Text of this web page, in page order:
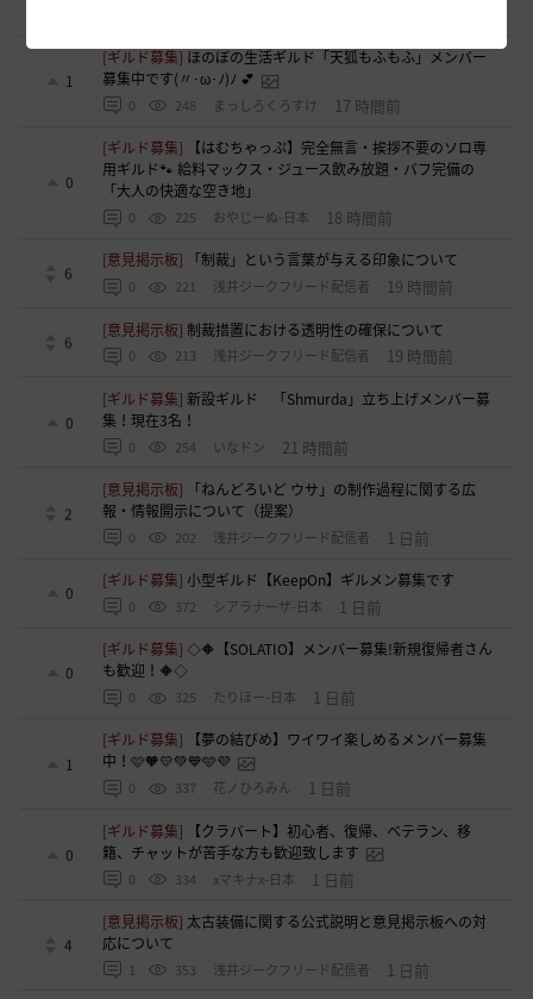
1
[ギルド募集] ほのぼの生活ギルド「天狐もふもふ」メンバー
募集中です(〃･ω･ﾉ)ﾉ 💕
0 248 まっしろくろすけ 17 時間前
0
[ギルド募集]
【はむちゃっぷ】完全無言・挨拶不要のソロ専
用ギルド🐾 給料マックス・ジュース飲み放題・バフ完備の
「大人の快適な空き地」
0 225 おやじーぬ-日本 18 時間前
6
[意見掲示板] 「制裁」という言葉が与える印象について
0 221 浅井ジークフリード配信者 19 時間前
6
[意見掲示板]制裁措置における透明性の確保について
0 213 浅井ジークフリード配信者 19 時間前
0
[ギルド募集]新設ギルド 「Shmurda」立ち上げメンバー募
集！現在3名！
0 254 いなドン 21 時間前
2
[意見掲示板]
「ねんどろいど ウサ」の制作過程に関する広
報・情報開示について（提案）
0 202 浅井ジークフリード配信者 1 日前
0
[ギルド募集]小型ギルド【KeepOn】ギルメン募集です
0 372 シアラナーザ-日本 1 日前
0
[ギルド募集]◇🔶【SOLATIO】メンバー募集!新規復帰者さん
も歓迎！🔶◇
0 325 たりほー-日本 1 日前
1
[ギルド募集]
【夢の結びめ】ワイワイ楽しめるメンバー募集
中！🩷🧡💛💚💙🩵💜
0 337 花ノひろみん 1 日前
0
[ギルド募集]
【クラバート】初心者、復帰、ベテラン、移
籍、チャットが苦手な方も歓迎致します
0 334 xマキナx-日本 1 日前
4
[意見掲示板] 太古装備に関する公式説明と意見掲示板への対
応について
1 353 浅井ジークフリード配信者 1 日前